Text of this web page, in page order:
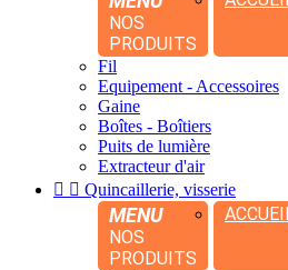
NOS
PRODUITS
Fil
Equipement - Accessoires
Gaine
Boîtes - Boîtiers
Puits de lumière
Extracteur d'air
  Quincaillerie, visserie
MENU
NOS
PRODUITS